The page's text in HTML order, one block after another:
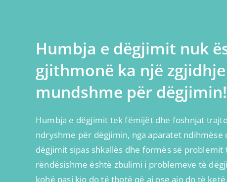
Humbja e dëgjimit nuk
gjithmonë ka një
mundshme për dëgjimin!
Humbja e dëgjimit tek fëmijët dhe foshnjat
ndryshme për dëgjimin, nga aparatet
dëgjimit sipas shkallës dhe formës së problemit
rëndësishme është zbulimi i problemeve të
kohë pasi kjo do të thotë që ai ose ajo do të